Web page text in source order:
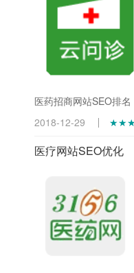
医药招商网站SEO排名
2018-12-29
医疗网站SEO优化